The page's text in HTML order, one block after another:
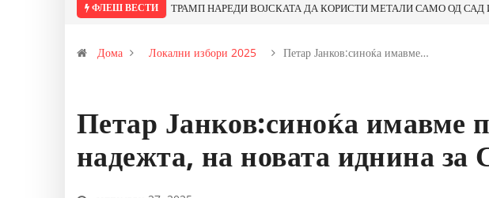
ФЛЕШ ВЕСТИ ТРАМП НАРЕДИ ВОЈСКАТА ДА КОРИСТИ МЕТАЛИ САМО ОД САД ИЛИ
Дома Локални избори 2025 Петар Јанков:синоќа имавме…
Петар Јанков:синоќа имавме
надежта, на новата иднина за